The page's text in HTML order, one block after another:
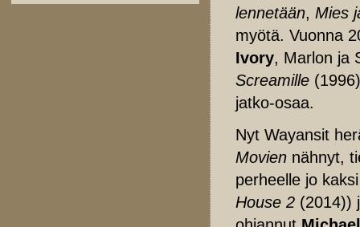
lennetään, Mies
myötä. Vuonna
Ivory, Marlon ja
Screamille
jatko-osaa.
Nyt Wayansit
Movien nähnyt,
perheelle jo
House 2 (2014))